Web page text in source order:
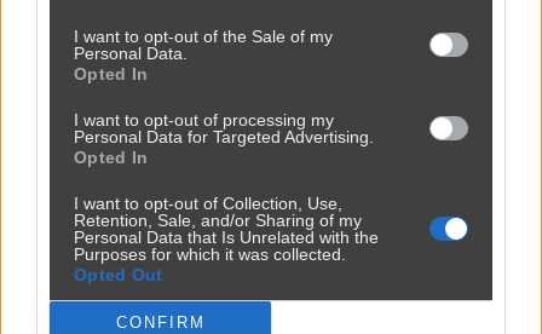
I want to opt-out of the Sale of my
Personal Data.
Opted In
I want to opt-out of processing my
Personal Data for Targeted Advertising.
Opted In
I want to opt-out of Collection, Use,
Retention, Sale, and/or Sharing of my
Personal Data that Is Unrelated with the
Purposes for which it was collected.
Opted Out
CONFIRM